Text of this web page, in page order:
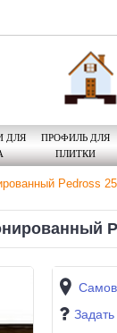
ДЛЯ
ПРОФИЛЬ ДЛЯ
ПЛИТКИ
Pedross